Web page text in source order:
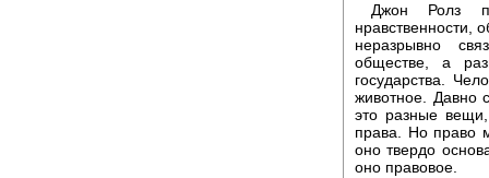
Джон Ролз
нравственности,
неразрывно
обществе, а
государства.
животное. Давно
это разные
права. Но право
оно твердо
оно правовое.